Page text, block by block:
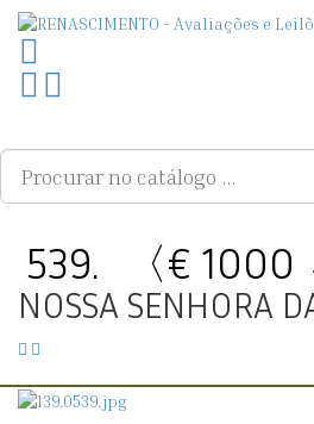
Ir
para
topo
539. 〈€
NOSSA SENHORA
538.
200
800